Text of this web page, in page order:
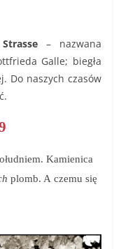
– nazwana
Galle; biegła
Do naszych czasów
Kamienica
plomb. A czemu się